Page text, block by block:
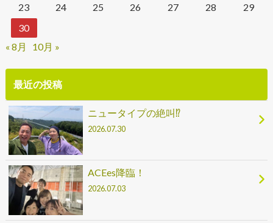
23
24 25 26 27 28
29
30
« 8月
10月 »
最近の投稿
ニュータイプの絶叫⁉
2026.07.30
ACEes降臨！
2026.07.03